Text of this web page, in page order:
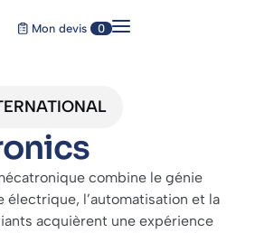
Mon devis 0
combine le génie
électrique, l’automatisation et la
acquièrent une expérience